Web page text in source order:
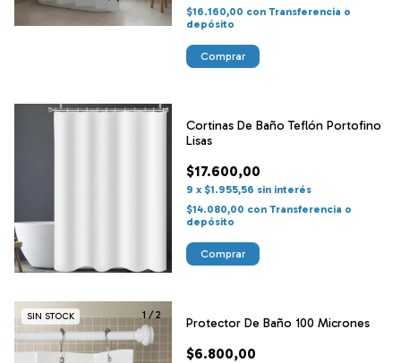
$16.160,00 con Transferencia o
depósito
Comprar
Cortinas De Baño Teflón Portofino
Lisas
$17.600,00
9 x $1.955,56 sin interés
$14.080,00 con Transferencia o
depósito
Comprar
1 / 2
SIN STOCK Protector De Baño 100 Micrones
$6.800,00